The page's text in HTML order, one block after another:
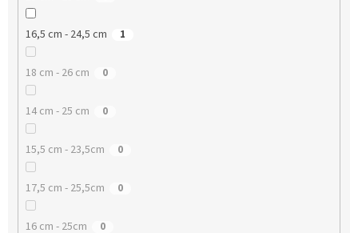
16,5 cm - 24,5 cm 1
18 cm - 26 cm 0
14 cm - 25 cm 0
15,5 cm - 23,5cm 0
17,5 cm - 25,5cm 0
16 cm - 25cm 0